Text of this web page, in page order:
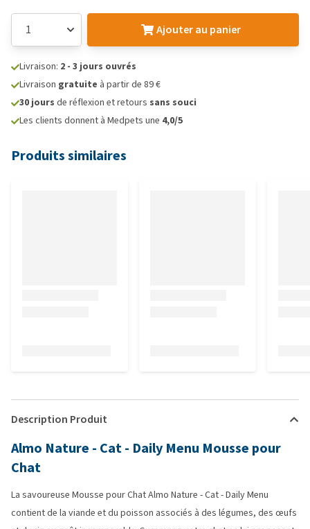
Ajouter au panier
Livraison: 2 - 3 jours ouvrés
Livraison gratuite à partir de 89 €
30 jours de réflexion et retours sans souci
Les clients donnent à Medpets une 4,0/5
Produits similaires
Description Produit
Almo Nature - Cat - Daily Menu Mousse pour
Chat
La savoureuse Mousse pour Chat Almo Nature - Cat - Daily Menu
contient de la viande et du poisson associés à des légumes, des œufs